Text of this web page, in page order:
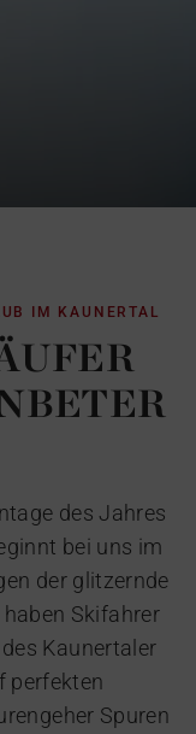
IM KAUNERTAL
des Jahres
bei uns im
der glitzernde
Skifahrer
Kaunertaler
perfekten
Spuren